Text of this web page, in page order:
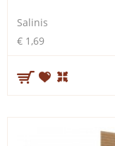
Salinis
€ 1,69